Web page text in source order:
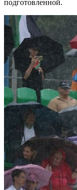
подготовленной.